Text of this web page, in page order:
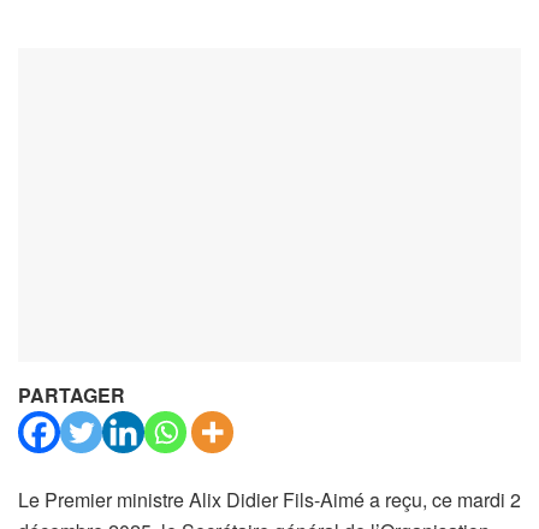
PARTAGER
Le Premier ministre Alix Didier Fils-Aimé a reçu, ce mardi 2